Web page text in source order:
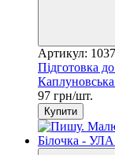
Артикул:
Підготовка
97 грн/шт.
Купити